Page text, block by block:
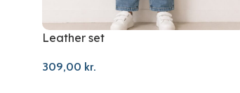
Leather set
309,00 kr.